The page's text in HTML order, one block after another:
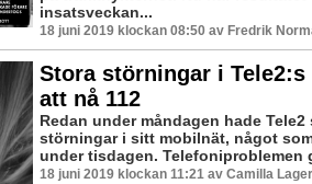
insatsveckan...
18 juni 2019 klockan 08:50 av Fredrik
Stora störningar i Tele2:s
att nå 112
Redan under måndagen hade Tele2
störningar i sitt mobilnät, något
under tisdagen. Telefoniproblemen
18 juni 2019 klockan 11:21 av Camilla